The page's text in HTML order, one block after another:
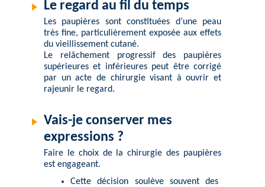
Le regard au fil du temps
Les paupières sont constituées d’une peau
très fine, particulièrement exposée aux effets
du vieillissement cutané.
Le relâchement progressif des paupières
supérieures et inférieures peut être corrigé
par un acte de chirurgie visant à ouvrir et
rajeunir le regard.
Vais-je conserver mes
expressions ?
Faire le choix de la chirurgie des paupières
est engageant.
Cette décision soulève souvent des